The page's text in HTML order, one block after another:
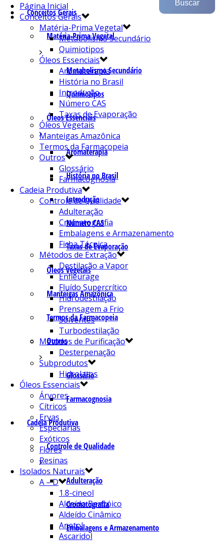
Conceitos Gerais
Matéria-Prima Vegetal
Metabolismo Secundário
Quimiotipos
Óleos Essenciais
Aromaterapia
História no Brasil
Introdução
Número CAS
Taxas de Evaporação
Óleos Vegetais
Manteigas Amazônica
Termos da Farmacopeia
Outros
Glossário
Farmacognosia
Cadeia Produtiva
Controle de Qualidade
Adulteração
Cromatografia
Embalagens e Armazenamento
Página Inicial
Conceitos Gerais
Matéria-Prima Vegetal
Metabolismo Secundário
Quimiotipos
Óleos Essenciais
Aromaterapia
História no Brasil
Introdução
Número CAS
Taxas de Evaporação
Óleos Vegetais
Manteigas Amazônica
Termos da Farmacopeia
Outros
Glossário
Farmacognosia
Cadeia Produtiva
Controle de Qualidade
Adulteração
Cromatografia
Embalagens e Armazenamento
Ficha Técnica
Métodos de Extração
Destilação a Vapor
Enfleurage
Fluído Supercrítico
Hidrodestilação
Prensagem a Frio
Solventes
Turbodestilação
Métodos de Purificação
Desterpenação
Subprodutos
Hidrolatos
Óleos Essenciais
Árvores
Cítricos
Ervas
Especiarias
Exóticos
Flores
Resinas
Isolados Naturais
A – D
1.8-cineol
Aldeído Benzóico
Aldeído Cinâmico
Anetol
Ascaridol